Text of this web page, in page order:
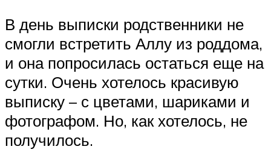
В день выписки родственники не
смогли встретить Аллу из роддома,
и она попросилась остаться еще на
сутки. Очень хотелось красивую
выписку – с цветами, шариками и
фотографом. Но, как хотелось, не
получилось.